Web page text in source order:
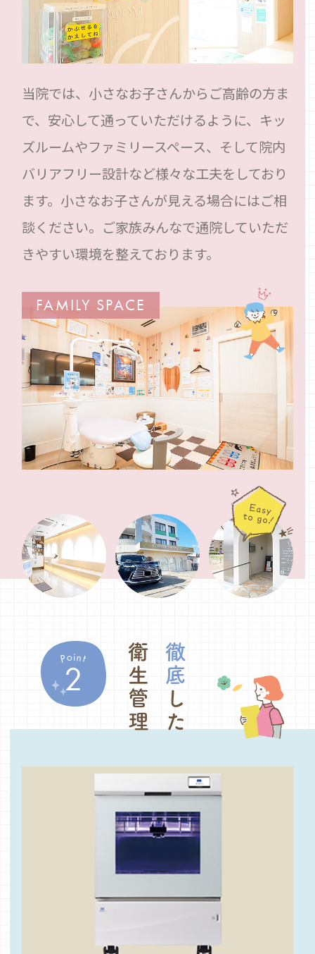
当院では、小さなお子さんからご高齢の方ま
で、安心して通っていただけるように、キッ
ズルームやファミリースペース、そして院内
バリアフリー設計など様々な工夫をしており
ます。小さなお子さんが見える場合にはご相
談ください。ご家族みんなで通院していただ
きやすい環境を整えております。
FAMILY SPACE
Point
2
徹底
した
衛生管理